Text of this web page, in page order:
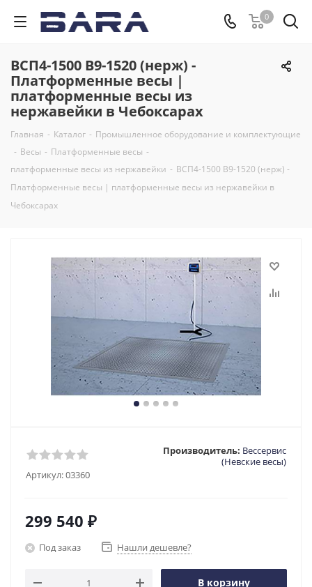
0
ВСП4-1500 В9-1520 (нерж) -
Платформенные весы |
платформенные весы из
нержавейки в Чебоксарах
Главная - Каталог - Промышленное оборудование и комплектующие
- Весы - Платформенные весы -
платформенные весы из нержавейки - ВСП4-1500 В9-1520 (нерж) -
Платформенные весы | платформенные весы из нержавейки в
Чебоксарах
Артикул:03360
Производитель: Вессервис
(Невские весы)
299 540 ₽
Под заказ Нашли дешевле?
В корзину